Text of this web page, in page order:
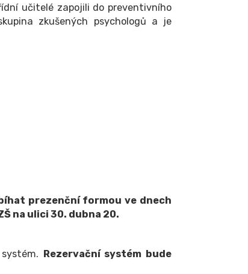
učitelé zapojili do preventivního
zkušených psychologů a je
prezenční formou ve dnech
na ulici 30. dubna 20.
Rezervační systém bude